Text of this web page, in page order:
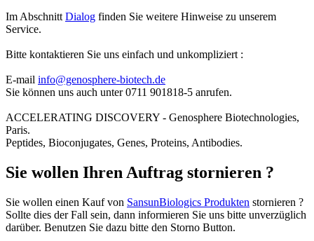
Im Abschnitt Dialog finden Sie weitere Hinweise zu unserem
Service.
Bitte kontaktieren Sie uns einfach und unkompliziert :
E-mail info@genosphere-biotech.de
Sie können uns auch unter 0711 901818-5 anrufen.
ACCELERATING DISCOVERY - Genosphere Biotechnologies,
Paris.
Peptides, Bioconjugates, Genes, Proteins, Antibodies.
Sie wollen Ihren Auftrag stornieren ?
Sie wollen einen Kauf von SansunBiologics Produkten stornieren ?
Sollte dies der Fall sein, dann informieren Sie uns bitte unverzüglich
darüber. Benutzen Sie dazu bitte den Storno Button.